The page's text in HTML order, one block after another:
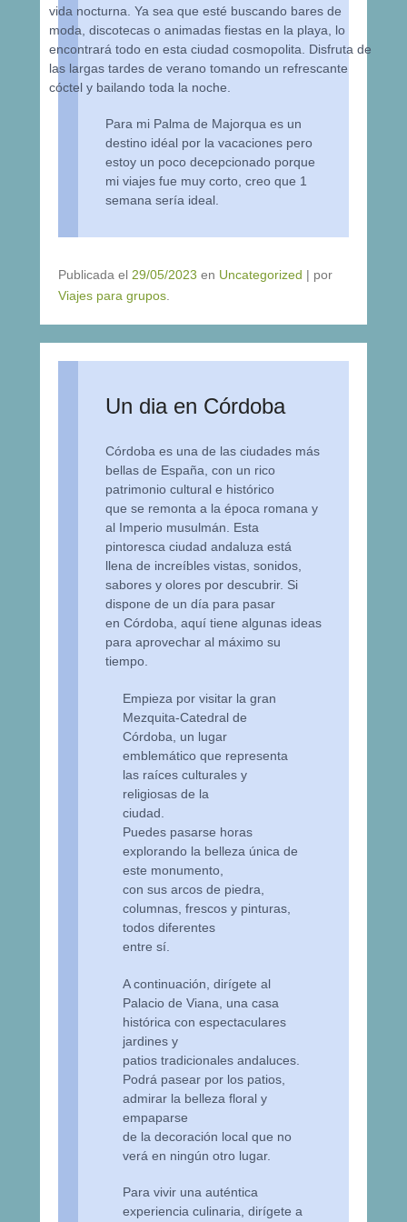
vida nocturna. Ya sea que esté buscando bares de
moda, discotecas o animadas fiestas en la playa, lo
encontrará todo en esta ciudad cosmopolita. Disfruta de
las largas tardes de verano tomando un refrescante
cóctel y bailando toda la noche.
Para mi Palma de Majorqua es un
destino idéal por la vacaciones pero
estoy un poco decepcionado porque
mi viajes fue muy corto, creo que 1
semana sería ideal.
Publicada el 29/05/2023 en Uncategorized | por
Viajes para grupos
Un dia en Córdoba
Córdoba es una de las ciudades más
bellas de España, con un rico
patrimonio cultural e histórico
que se remonta a la época romana y
al Imperio musulmán. Esta
pintoresca ciudad andaluza está
llena de increíbles vistas, sonidos,
sabores y olores por descubrir. Si
dispone de un día para pasar
en Córdoba, aquí tiene algunas ideas
para aprovechar al máximo su
tiempo.
Empieza por visitar la gran
Mezquita-Catedral de
Córdoba, un lugar
emblemático que representa
las raíces culturales y
religiosas de la
ciudad.
Puedes pasarse horas
explorando la belleza única de
este monumento,
con sus arcos de piedra,
columnas, frescos y pinturas,
todos diferentes
entre sí.
A continuación, dirígete al
Palacio de Viana, una casa
histórica con espectaculares
jardines y
patios tradicionales andaluces.
Podrá pasear por los patios,
admirar la belleza floral y
empaparse
de la decoración local que no
verá en ningún otro lugar.
Para vivir una auténtica
experiencia culinaria, dirígete a